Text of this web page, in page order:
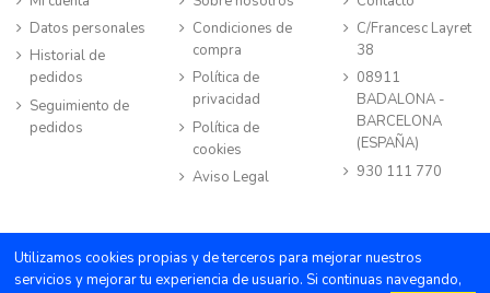
Datos personales
Historial de
pedidos
Seguimiento de
pedidos
Condiciones de
compra
Política de
privacidad
Política de
cookies
Aviso Legal
C/Francesc Layret
38
08911
BADALONA -
BARCELONA
(ESPAÑA)
930 111 770
©TIENDA FANTASY STORE all rights reserved |
Factory
Utilizamos cookies propias y de terceros para mejorar nuestros
servicios y mejorar tu experiencia de usuario. Si continuas navegando,